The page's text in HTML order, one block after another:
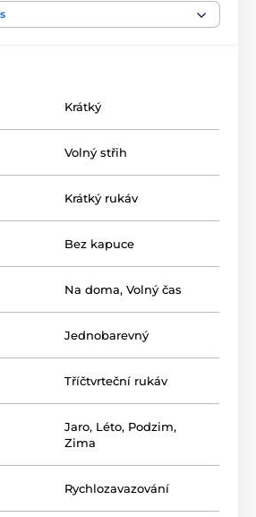
Krátký
Volný střih
Krátký rukáv
Bez kapuce
Na doma, Volný čas
Jednobarevný
Tříčtvrteční rukáv
Jaro, Léto, Podzim,
Zima
Rychlozavazování